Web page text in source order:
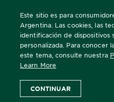
Este sitio es para
Argentina. Las cookies, las
identificación de dispositivos
personalizada. Para conocer
este tema, consulte nuestra
Learn More
CONTINUAR
Home Skin Active
Mascarillas de